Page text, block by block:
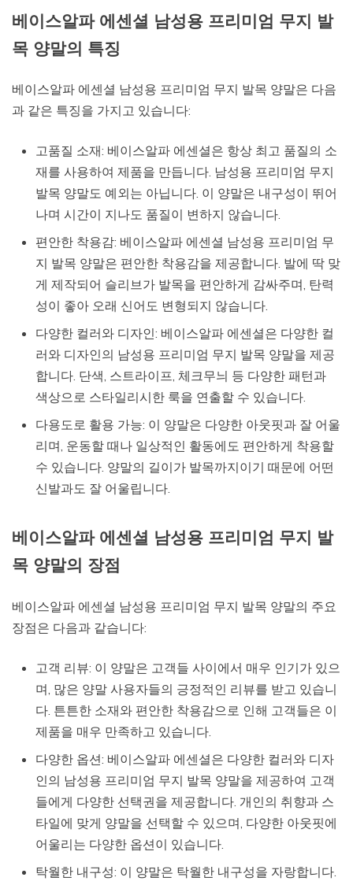
베이스알파 에센셜 남성용 프리미엄 무지 발
목 양말의 특징
베이스알파 에센셜 남성용 프리미엄 무지 발목 양말은 다음
과 같은 특징을 가지고 있습니다:
고품질 소재: 베이스알파 에센셜은 항상 최고 품질의 소
재를 사용하여 제품을 만듭니다. 남성용 프리미엄 무지
발목 양말도 예외는 아닙니다. 이 양말은 내구성이 뛰어
나며 시간이 지나도 품질이 변하지 않습니다.
편안한 착용감: 베이스알파 에센셜 남성용 프리미엄 무
지 발목 양말은 편안한 착용감을 제공합니다. 발에 딱 맞
게 제작되어 슬리브가 발목을 편안하게 감싸주며, 탄력
성이 좋아 오래 신어도 변형되지 않습니다.
다양한 컬러와 디자인: 베이스알파 에센셜은 다양한 컬
러와 디자인의 남성용 프리미엄 무지 발목 양말을 제공
합니다. 단색, 스트라이프, 체크무늬 등 다양한 패턴과
색상으로 스타일리시한 룩을 연출할 수 있습니다.
다용도로 활용 가능: 이 양말은 다양한 아웃핏과 잘 어울
리며, 운동할 때나 일상적인 활동에도 편안하게 착용할
수 있습니다. 양말의 길이가 발목까지이기 때문에 어떤
신발과도 잘 어울립니다.
베이스알파 에센셜 남성용 프리미엄 무지 발
목 양말의 장점
베이스알파 에센셜 남성용 프리미엄 무지 발목 양말의 주요
장점은 다음과 같습니다:
고객 리뷰: 이 양말은 고객들 사이에서 매우 인기가 있으
며, 많은 양말 사용자들의 긍정적인 리뷰를 받고 있습니
다. 튼튼한 소재와 편안한 착용감으로 인해 고객들은 이
제품을 매우 만족하고 있습니다.
다양한 옵션: 베이스알파 에센셜은 다양한 컬러와 디자
인의 남성용 프리미엄 무지 발목 양말을 제공하여 고객
들에게 다양한 선택권을 제공합니다. 개인의 취향과 스
타일에 맞게 양말을 선택할 수 있으며, 다양한 아웃핏에
어울리는 다양한 옵션이 있습니다.
탁월한 내구성: 이 양말은 탁월한 내구성을 자랑합니다.